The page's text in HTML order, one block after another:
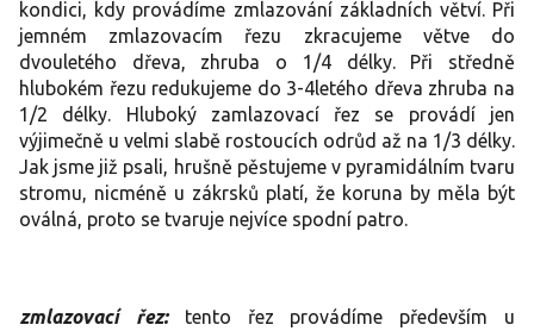
kondici, kdy provádíme zmlazování základních větví. Při
jemném zmlazovacím řezu zkracujeme větve do
dvouletého dřeva, zhruba o 1/4 délky. Při středně
hlubokém řezu redukujeme do 3-4letého dřeva zhruba na
1/2 délky. Hluboký zamlazovací řez se provádí jen
výjimečně u velmi slabě rostoucích odrůd až na 1/3 délky.
Jak jsme již psali, hrušně pěstujeme v pyramidálním tvaru
stromu, nicméně u zákrsků platí, že koruna by měla být
oválná, proto se tvaruje nejvíce spodní patro.
zmlazovací řez: tento řez provádíme především u